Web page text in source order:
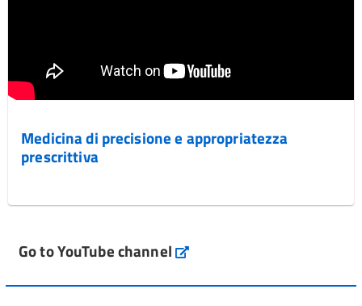
Medicina di precisione e appropriatezza
prescrittiva
Go to YouTube channel